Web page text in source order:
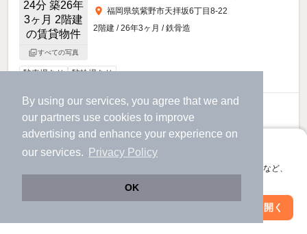
By using our services, you agree that we and
our partners use cookies to improve
advertising and enhance your experience on
our services.
Privacy Policy
OK
アプリに切り替えて、サクサクお部屋探し
会員登録なしですぐ使える。マップ検索やお気に入り保存など、
アプリを開く
すべての写真
福岡県筑紫野市天拝坂6丁目8-22
2階建 / 26年3ヶ月 / 鉄骨造
駐車場あり 駐輪場あり
7.1万円
（管理費2,000円）
1.0ヶ月
不要
お問い合わせ
絞り込み条件を変更